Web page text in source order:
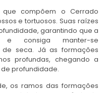
compõem o Cerrado
e tortuosos. Suas raízes
garantindo que a
e consiga manter-se
seca. Já as formações
profundas, chegando a
profundidade.
os ramos das formações